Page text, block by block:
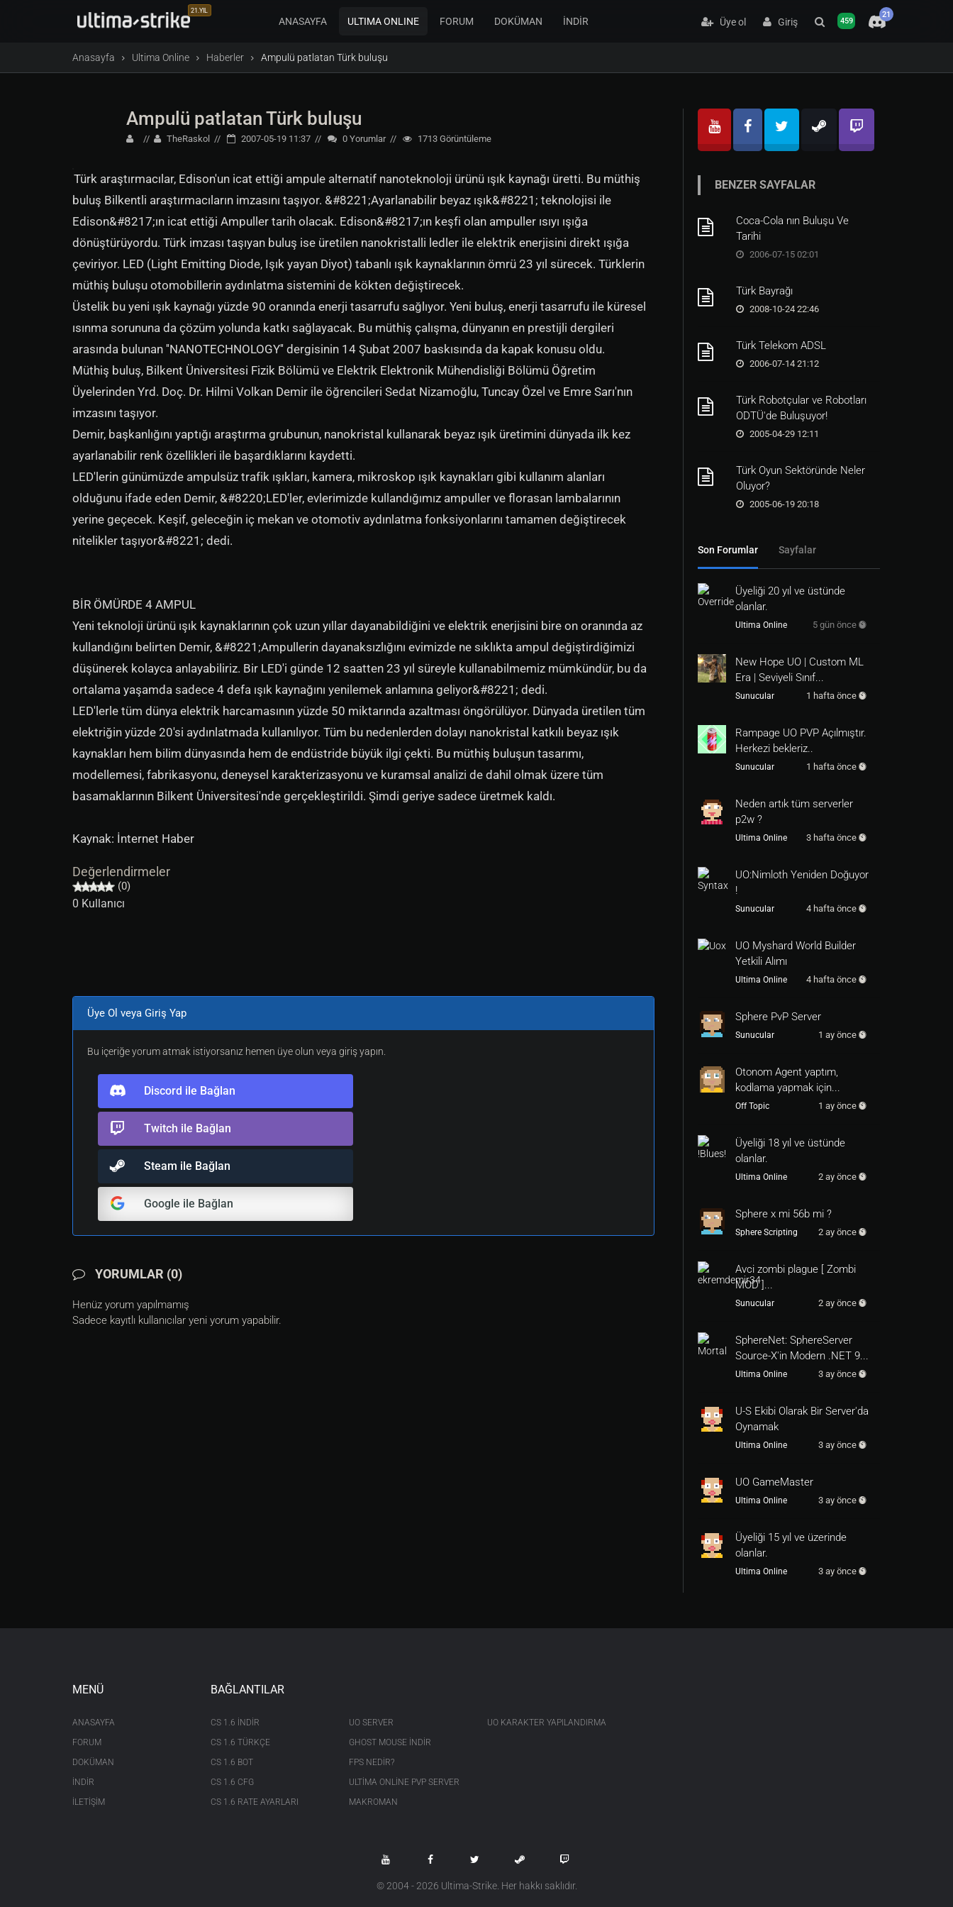
21.YIL
ANASAYFA ULTIMA ONLINE FORUM DOKÜMAN İNDİR Üye ol Giriş 459
21
Anasayfa Ultima Online Haberler Ampulü patlatan Türk buluşu
Ampulü patlatan Türk buluşu
TheRaskol 2007-05-19 11:37 0 Yorumlar 1713 Görüntüleme
Türk araştırmacılar, Edison'un icat ettiği ampule alternatif nanoteknoloji ürünü ışık kaynağı üretti. Bu müthiş
buluş Bilkentli araştırmacıların imzasını taşıyor. &#8221;Ayarlanabilir beyaz ışık&#8221; teknolojisi ile
Edison&#8217;ın icat ettiği Ampuller tarih olacak. Edison&#8217;ın keşfi olan ampuller ısıyı ışığa
dönüştürüyordu. Türk imzası taşıyan buluş ise üretilen nanokristalli ledler ile elektrik enerjisini direkt ışığa
çeviriyor. LED (Light Emitting Diode, Işık yayan Diyot) tabanlı ışık kaynaklarının ömrü 23 yıl sürecek. Türklerin
müthiş buluşu otomobillerin aydınlatma sistemini de kökten değiştirecek.
Üstelik bu yeni ışık kaynağı yüzde 90 oranında enerji tasarrufu sağlıyor. Yeni buluş, enerji tasarrufu ile küresel
ısınma sorununa da çözüm yolunda katkı sağlayacak. Bu müthiş çalışma, dünyanın en prestijli dergileri
arasında bulunan ''NANOTECHNOLOGY'' dergisinin 14 Şubat 2007 baskısında da kapak konusu oldu.
Müthiş buluş, Bilkent Üniversitesi Fizik Bölümü ve Elektrik Elektronik Mühendisliği Bölümü Öğretim
Üyelerinden Yrd. Doç. Dr. Hilmi Volkan Demir ile öğrencileri Sedat Nizamoğlu, Tuncay Özel ve Emre Sarı'nın
imzasını taşıyor.
Demir, başkanlığını yaptığı araştırma grubunun, nanokristal kullanarak beyaz ışık üretimini dünyada ilk kez
ayarlanabilir renk özellikleri ile başardıklarını kaydetti.
LED'lerin günümüzde ampulsüz trafik ışıkları, kamera, mikroskop ışık kaynakları gibi kullanım alanları
olduğunu ifade eden Demir, &#8220;LED'ler, evlerimizde kullandığımız ampuller ve florasan lambalarının
yerine geçecek. Keşif, geleceğin iç mekan ve otomotiv aydınlatma fonksiyonlarını tamamen değiştirecek
nitelikler taşıyor&#8221; dedi.
BİR ÖMÜRDE 4 AMPUL
Yeni teknoloji ürünü ışık kaynaklarının çok uzun yıllar dayanabildiğini ve elektrik enerjisini bire on oranında az
kullandığını belirten Demir, &#8221;Ampullerin dayanaksızlığını evimizde ne sıklıkta ampul değiştirdiğimizi
düşünerek kolayca anlayabiliriz. Bir LED'i günde 12 saatten 23 yıl süreyle kullanabilmemiz mümkündür, bu da
ortalama yaşamda sadece 4 defa ışık kaynağını yenilemek anlamına geliyor&#8221; dedi.
LED'lerle tüm dünya elektrik harcamasının yüzde 50 miktarında azaltması öngörülüyor. Dünyada üretilen tüm
elektriğin yüzde 20'si aydınlatmada kullanılıyor. Tüm bu nedenlerden dolayı nanokristal katkılı beyaz ışık
kaynakları hem bilim dünyasında hem de endüstride büyük ilgi çekti. Bu müthiş buluşun tasarımı,
modellemesi, fabrikasyonu, deneysel karakterizasyonu ve kuramsal analizi de dahil olmak üzere tüm
basamaklarının Bilkent Üniversitesi'nde gerçekleştirildi. Şimdi geriye sadece üretmek kaldı.
Kaynak: İnternet Haber
Değerlendirmeler
(0)
0 Kullanıcı
Üye Ol veya Giriş Yap
Bu içeriğe yorum atmak istiyorsanız hemen üye olun veya giriş yapın.
Discord ile Bağlan
Twitch ile Bağlan
Steam ile Bağlan
Google ile Bağlan
YORUMLAR (0)
Henüz yorum yapılmamış
Sadece kayıtlı kullanıcılar yeni yorum yapabilir.
BENZER SAYFALAR
Coca-Cola nın Buluşu Ve
Tarihi
2006-07-15 02:01
Türk Bayrağı
2008-10-24 22:46
Türk Telekom ADSL
2006-07-14 21:12
Türk Robotçular ve Robotları
ODTÜ'de Buluşuyor!
2005-04-29 12:11
Türk Oyun Sektöründe Neler
Oluyor?
2005-06-19 20:18
Son Forumlar Sayfalar
Üyeliği 20 yıl ve üstünde
olanlar.
Ultima Online 5 gün önce
New Hope UO | Custom ML
Era | Seviyeli Sınıf...
Sunucular 1 hafta önce
Rampage UO PVP Açılmıştır.
Herkezi bekleriz..
Sunucular 1 hafta önce
Neden artık tüm serverler
p2w ?
Ultima Online 3 hafta önce
UO:Nimloth Yeniden Doğuyor
!
Sunucular 4 hafta önce
UO Myshard World Builder
Yetkili Alımı
Ultima Online 4 hafta önce
Sphere PvP Server
Sunucular 1 ay önce
Otonom Agent yaptım,
kodlama yapmak için...
Off Topic 1 ay önce
Üyeliği 18 yıl ve üstünde
olanlar.
Ultima Online 2 ay önce
Sphere x mi 56b mi ?
Sphere Scripting 2 ay önce
Avci zombi plague [ Zombi
MOD ]...
Sunucular 2 ay önce
SphereNet: SphereServer
Source-X'in Modern .NET 9...
Ultima Online 3 ay önce
U-S Ekibi Olarak Bir Server'da
Oynamak
Ultima Online 3 ay önce
UO GameMaster
Ultima Online 3 ay önce
Üyeliği 15 yıl ve üzerinde
olanlar.
Ultima Online 3 ay önce
MENÜ
ANASAYFA
FORUM
DOKÜMAN
İNDİR
İLETİŞİM
BAĞLANTILAR
CS 1.6 INDIR
CS 1.6 TÜRKÇE
CS 1.6 BOT
CS 1.6 CFG
CS 1.6 RATE AYARLARI
UO SERVER
GHOST MOUSE INDIR
FPS NEDIR?
ULTIMA ONLINE PVP SERVER
MAKROMAN
UO KARAKTER YAPILANDIRMA
© 2004 - 2026 Ultima-Strike. Her hakkı saklıdır.